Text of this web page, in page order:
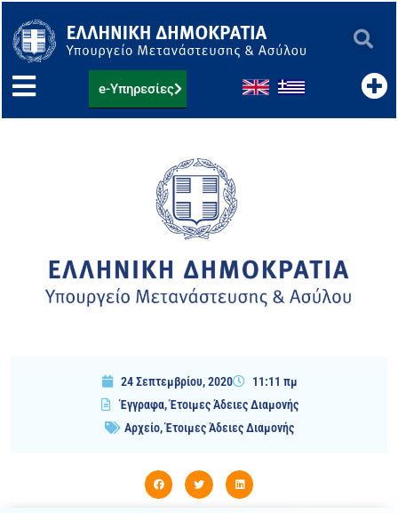
στο
περιεχόμενο
e-Υπηρεσίες
24 Σεπτεμβρίου, 2020
11:11 πμ
Έγγραφα,Έτοιμες Άδειες Διαμονής
Αρχείο,Έτοιμες Άδειες Διαμονής